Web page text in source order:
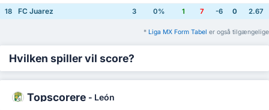
18
FC Juarez 3 0% 1 7 -6 0 2.67
* Liga MX Form Tabel er også tilgængelige
Hvilken spiller vil score?
Topscorere - León